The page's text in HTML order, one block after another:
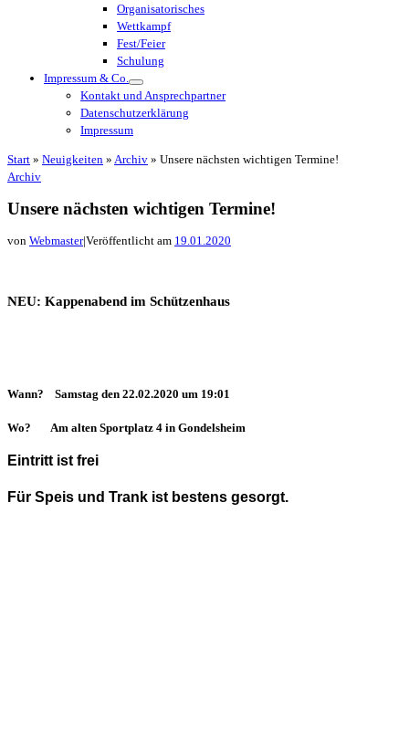
Organisatorisches
Wettkampf
Fest/Feier
Schulung
Impressum & Co.
Kontakt und Ansprechpartner
Datenschutzerklärung
Impressum
Start » Neuigkeiten » Archiv » Unsere nächsten wichtigen Termine!
Archiv
Unsere nächsten wichtigen Termine!
von Webmaster|Veröffentlicht am 19.01.2020
NEU: Kappenabend im Schützenhaus
Wann? Samstag den 22.02.2020 um 19:01
Wo? Am alten Sportplatz 4 in Gondelsheim
Eintritt ist frei
Für Speis und Trank ist bestens gesorgt.